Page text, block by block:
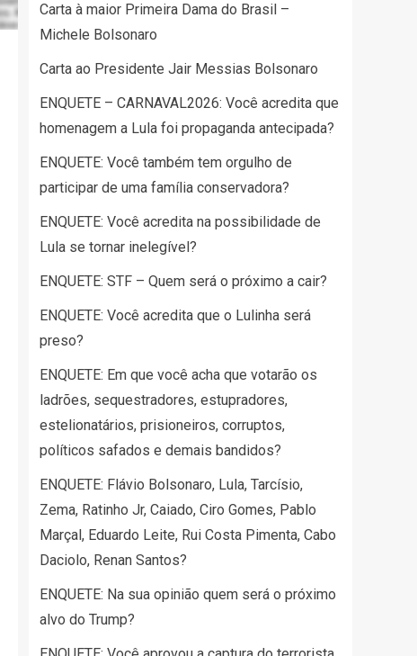
Carta à maior Primeira Dama do Brasil –
Michele Bolsonaro
Carta ao Presidente Jair Messias Bolsonaro
ENQUETE – CARNAVAL2026: Você acredita que
homenagem a Lula foi propaganda antecipada?
ENQUETE: Você também tem orgulho de
participar de uma família conservadora?
ENQUETE: Você acredita na possibilidade de
Lula se tornar inelegível?
ENQUETE: STF – Quem será o próximo a cair?
ENQUETE: Você acredita que o Lulinha será
preso?
ENQUETE: Em que você acha que votarão os
ladrões, sequestradores, estupradores,
estelionatários, prisioneiros, corruptos,
políticos safados e demais bandidos?
ENQUETE: Flávio Bolsonaro, Lula, Tarcísio,
Zema, Ratinho Jr, Caiado, Ciro Gomes, Pablo
Marçal, Eduardo Leite, Rui Costa Pimenta, Cabo
Daciolo, Renan Santos?
ENQUETE: Na sua opinião quem será o próximo
alvo do Trump?